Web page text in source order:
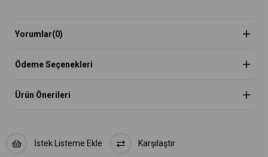
Yorumlar(0)
Ödeme Seçenekleri
Ürün Önerileri
İstek Listeme Ekle Karşılaştır